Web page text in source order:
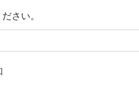
さい。